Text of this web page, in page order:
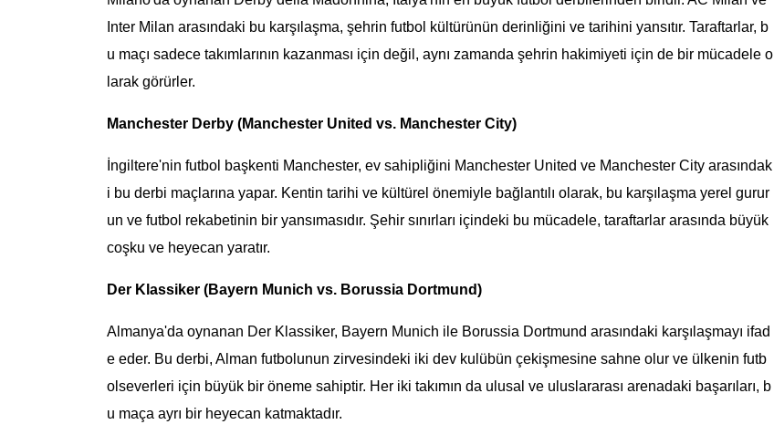
Inter Milan arasındaki bu karşılaşma, şehrin futbol kültürünün derinliğini ve tarihini yansıtır. Taraftarlar, b
u maçı sadece takımlarının kazanması için değil, aynı zamanda şehrin hakimiyeti için de bir mücadele o
larak görürler.
Manchester Derby (Manchester United vs. Manchester City)
İngiltere'nin futbol başkenti Manchester, ev sahipliğini Manchester United ve Manchester City arasındak
i bu derbi maçlarına yapar. Kentin tarihi ve kültürel önemiyle bağlantılı olarak, bu karşılaşma yerel gurur
un ve futbol rekabetinin bir yansımasıdır. Şehir sınırları içindeki bu mücadele, taraftarlar arasında büyük
coşku ve heyecan yaratır.
Der Klassiker (Bayern Munich vs. Borussia Dortmund)
Almanya'da oynanan Der Klassiker, Bayern Munich ile Borussia Dortmund arasındaki karşılaşmayı ifad
e eder. Bu derbi, Alman futbolunun zirvesindeki iki dev kulübün çekişmesine sahne olur ve ülkenin futb
olseverleri için büyük bir öneme sahiptir. Her iki takımın da ulusal ve uluslararası arenadaki başarıları, b
u maça ayrı bir heyecan katmaktadır.